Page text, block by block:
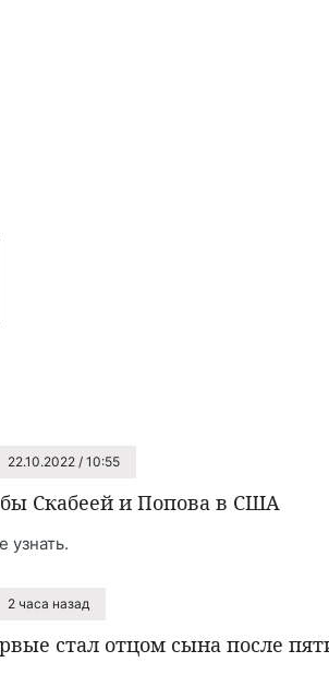
22.10.2022 / 10:55
Скабеей и Попова в США
узнать.
2 часа назад
стал отцом сына после